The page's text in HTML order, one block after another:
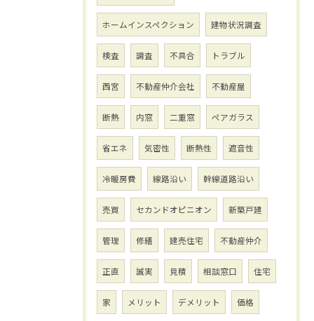
ホームインスペクション 建物状況調査
検査 調査 不具合 トラブル
西宮 不動産仲介会社 不動産屋
断熱 内窓 二重窓 ペアガラス
省エネ 気密性 断熱性 遮音性
冷暖房費 線路沿い 幹線道路沿い
売買 セカンドオピニオン 新築戸建
管理 修繕 建売住宅 不動産仲介
正直 誠実 見積 相談窓口 住宅
家 メリット デメリット 価格